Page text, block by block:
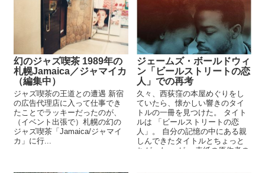
幻のジャズ喫茶 1989年の
札幌Jamaica／ジャマイカ
（編集中）
ジャズ喫茶の王道との遭遇 新宿
の広告代理店に入って仕事でき
たことでラッキーだったのが、
（イベント出張で）札幌の幻の
ジャズ喫茶「Jamaica/ジャマイ
カ」に行...
ジェームズ・ボールドウィ
ン「ビールストリートの恋
人」での再考
久々、西荻窪の本屋めぐりをし
ていたら、懐かしい響きのタイ
トルの一冊を見つけた。 タイト
ルは 「ビールストリートの恋
人」。 自分の記憶の中にある親
しんできたタイトルとちょっと
ちがった。 が、 表紙の原作者の